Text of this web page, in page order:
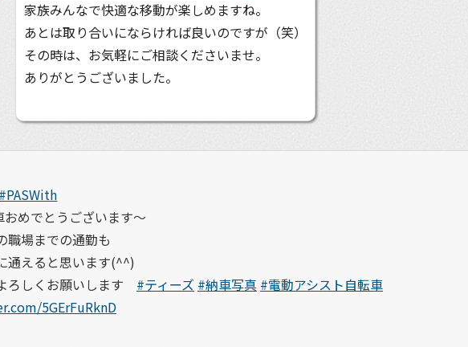
家族みんなで快適な移動が楽しめますね。
あとは取り合いにならければ良いのですが（笑）
その時は、お気軽にご相談くださいませ。
ありがとうございました。
#PASWith
おめでとうございます〜
職場までの通勤も
通えると思います(^^)
ろしくお願いします #ティーズ #納車写真 #電動アシスト自転車
5GErFuRknD